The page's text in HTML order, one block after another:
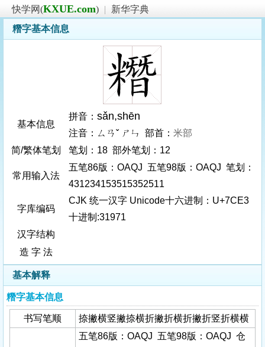
快学网(KXUE.com) |
新华字典
糣字基本信息
基本信息
拼音： sǎn,shēn
注音：ㄙㄢˇ ㄕㄣ 部首： 米部
简/繁体笔划
笔划：18 部外笔划：12
常用输入法
五笔86版：OAQJ 五笔98版：OAQJ 笔划：
431234153515352511
字库编码
CJK 统一汉字 Unicode十六进制：U+7CE3
十进制:31971
汉字结构
造 字 法
基本解释
糣字基本信息
书写笔顺 捺撇横竖撇捺横折撇折横折撇折竖折横横
五笔86版：OAQJ 五笔98版：OAQJ 仓